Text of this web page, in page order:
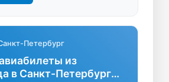
поиск и быстрая
Петербург
из
в Санкт-Петербург